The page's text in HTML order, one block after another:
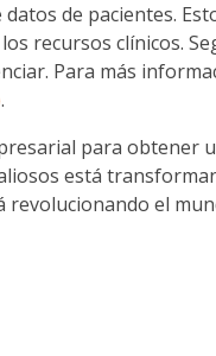
de pacientes.
recursos clínicos.
Para más
.
para obtener
está
revolucionando el